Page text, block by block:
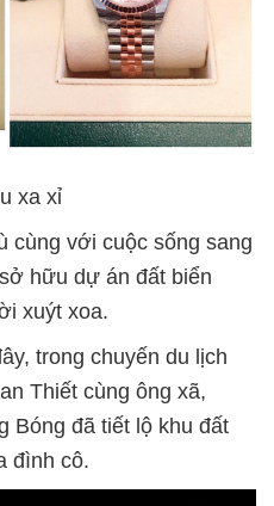
xa xỉ
cùng với cuộc sống sang
hữu dự án đất biển
xuýt xoa.
trong chuyến du lịch
Thiết cùng ông xã,
Bóng đã tiết lộ khu đất
đình cô.